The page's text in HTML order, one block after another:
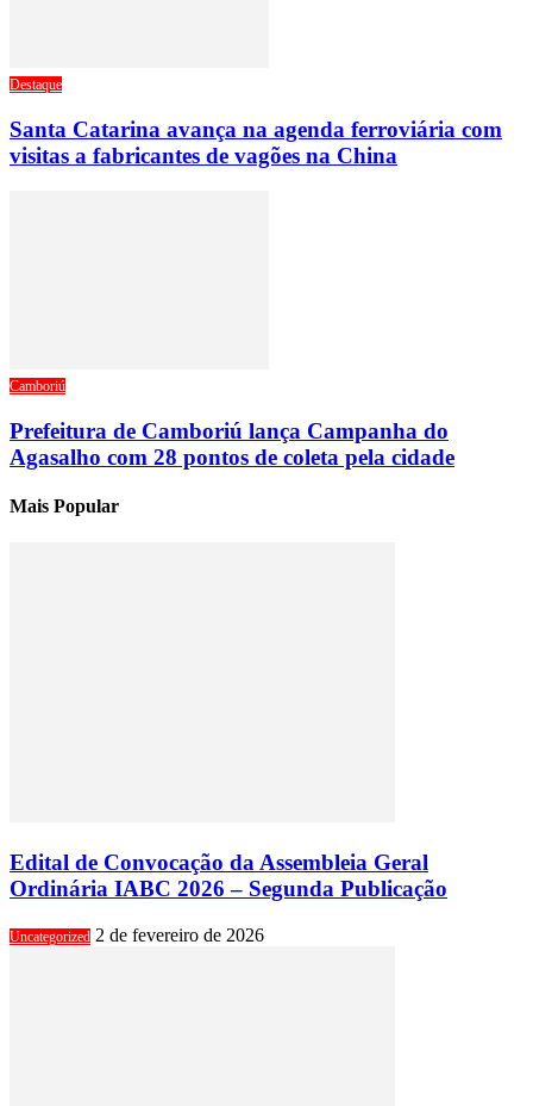
Destaque
Santa Catarina avança na agenda ferroviária com
visitas a fabricantes de vagões na China
Camboriú
Prefeitura de Camboriú lança Campanha do
Agasalho com 28 pontos de coleta pela cidade
Mais Popular
Edital de Convocação da Assembleia Geral
Ordinária IABC 2026 – Segunda Publicação
Uncategorized 2 de fevereiro de 2026